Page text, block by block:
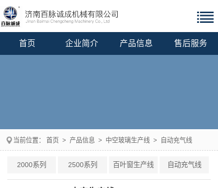
首页 企业简介 产品信息 售后服务
当前位置： 首页 > 产品信息 > 中空玻璃生产线 > 自动充气线
2000系列 2500系列 百叶窗生产线 自动充气线